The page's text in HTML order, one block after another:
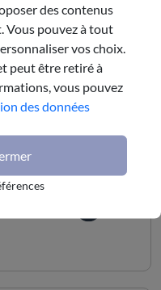
des contenus
Vous pouvez à tout
vos choix.
peut être retiré à
vous pouvez
des données